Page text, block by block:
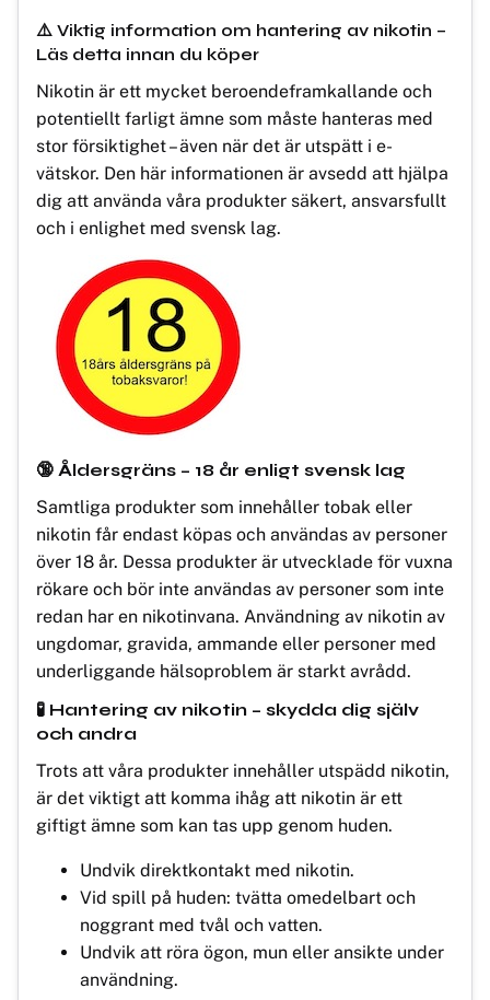
⚠️ Viktig information om hantering av nikotin –
Läs detta innan du köper
Nikotin är ett mycket beroendeframkallande och
potentiellt farligt ämne som måste hanteras med
stor försiktighet – även när det är utspätt i e-
vätskor. Den här informationen är avsedd att hjälpa
dig att använda våra produkter säkert, ansvarsfullt
och i enlighet med svensk lag.
🔞 Åldersgräns – 18 år enligt svensk lag
Samtliga produkter som innehåller tobak eller
nikotin får endast köpas och användas av personer
över 18 år. Dessa produkter är utvecklade för vuxna
rökare och bör inte användas av personer som inte
redan har en nikotinvana. Användning av nikotin av
ungdomar, gravida, ammande eller personer med
underliggande hälsoproblem är starkt avrådd.
🧪 Hantering av nikotin – skydda dig själv
och andra
Trots att våra produkter innehåller utspädd nikotin,
är det viktigt att komma ihåg att nikotin är ett
giftigt ämne som kan tas upp genom huden.
Undvik direktkontakt med nikotin.
Vid spill på huden: tvätta omedelbart och
noggrant med tvål och vatten.
Undvik att röra ögon, mun eller ansikte under
användning.